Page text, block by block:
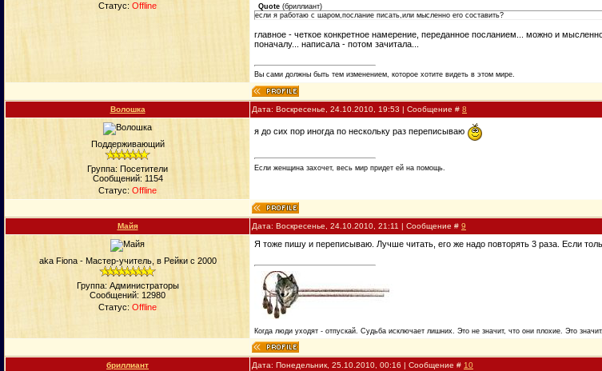
Статус: Offline Quote (бриллиант)
если я работаю с шаром,послание писать,или мысленно его составить?
главное - четкое конкретное намерение, переданное посланием... можно и
поначалу... написала - потом зачитала...
Вы сами должны быть тем изменением, которое хотите видеть в этом мире.
Вoлошка Дата: Воскресенье, 24.10.2010, 19:53 | Сообщение # 8
Поддерживающий
Группа: Посетители
Сообщений: 1154
Статус: Offline
я до сих пор иногда по нескольку раз переписываю
Если женщина захочет, весь мир придет ей на помощь.
Майя Дата: Воскресенье, 24.10.2010, 21:11 | Сообщение # 9
aka Fiona - Мастер-учитель, в Рейки с 2000
Группа: Администраторы
Сообщений: 12980
Статус: Offline
Я тоже пишу и переписываю. Лучше читать, его же надо повторять 3 раза. Если
Когда люди уходят - отпускай. Судьба исключает лишних. Это не значит, что они плохие. Это
бриллиант Дата: Понедельник, 25.10.2010, 00:16 | Сообщение # 10